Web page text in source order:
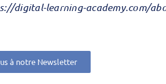
digital-learning-academy.com/
à notre Newsletter